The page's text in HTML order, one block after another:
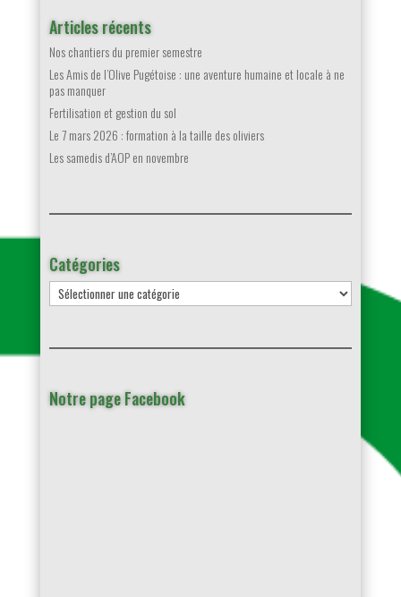
Articles récents
Nos chantiers du premier semestre
Les Amis de l’Olive Pugétoise : une aventure humaine et locale à ne
pas manquer
Fertilisation et gestion du sol
Le 7 mars 2026 : formation à la taille des oliviers
Les samedis d’AOP en novembre
Catégories
Catégories
Notre page Facebook